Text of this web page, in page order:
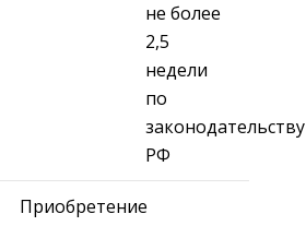
не более
2,5
недели
по
законодательству
РФ
Приобретение